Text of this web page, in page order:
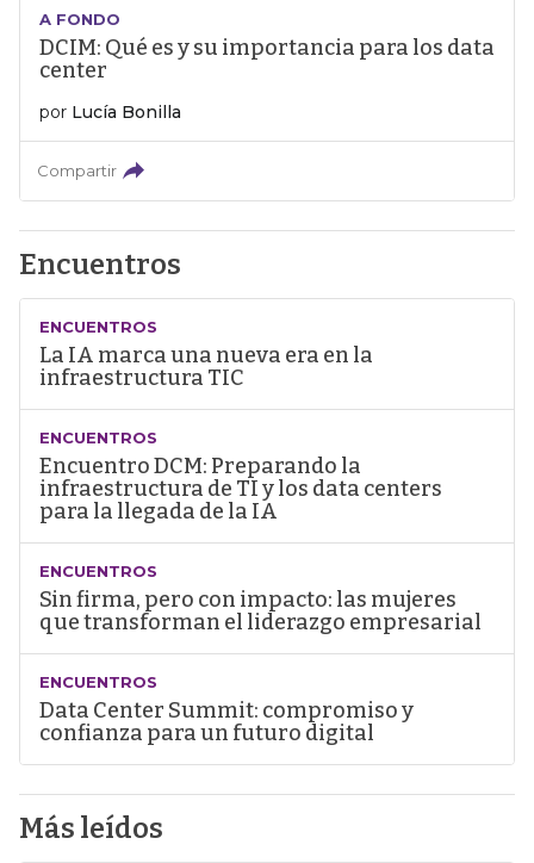
A FONDO
DCIM: Qué es y su importancia para los data
center
por Lucía Bonilla
Compartir
Encuentros
ENCUENTROS
La IA marca una nueva era en la
infraestructura TIC
ENCUENTROS
Encuentro DCM: Preparando la
infraestructura de TI y los data centers
para la llegada de la IA
ENCUENTROS
Sin firma, pero con impacto: las mujeres
que transforman el liderazgo empresarial
ENCUENTROS
Data Center Summit: compromiso y
confianza para un futuro digital
Más leídos